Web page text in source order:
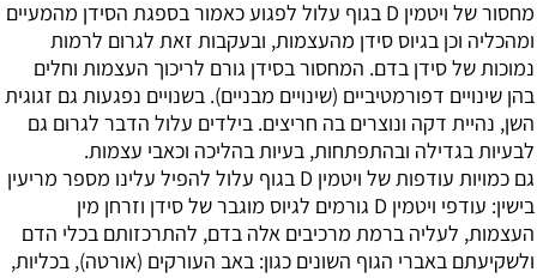
מחסור של ויטמין D בגוף עלול לפגוע כאמור בספגת הסידן מהמעיים
ומהכליה וכן בגיוס סידן מהעצמות, ובעקבות זאת לגרום לרמות
נמוכות של סידן בדם. המחסור בסידן גורם לריכוך העצמות וחלים
בהן שינויים דפורמטיביים (שינויים מבניים). בשנויים נפגעות גם זגוגית
השן, נהיית דקה ונוצרים בה חריצים. בילדים עלול הדבר לגרום גם
לבעיות בגדילה ובהתפתחות, בעיות בהליכה וכאבי עצמות.
גם כמויות עודפות של ויטמין D בגוף עלול להפיל עלינו מספר מריעין
בישין: עודפי ויטמין D גורמים לגיוס מוגבר של סידן וזרחן מין
העצמות, לעליה ברמת מרכיבים אלה בדם, להתרכזותם בכלי הדם
ולשקיעתם באברי הגוף השונים כגון: באב העורקים (אורטה), בכליות,